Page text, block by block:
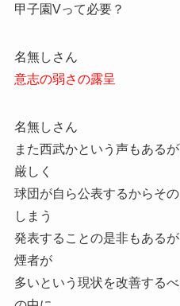
甲子園Vって必要？
名無しさん
意志の弱さの露呈
名無しさん
また西武かという声もある
厳しく
球団が自ら公表するからそ
しまう
発表することの是非もある
煙者が
多いという現状を改善する